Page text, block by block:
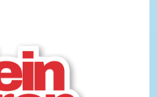
zur Barrierefreiheit